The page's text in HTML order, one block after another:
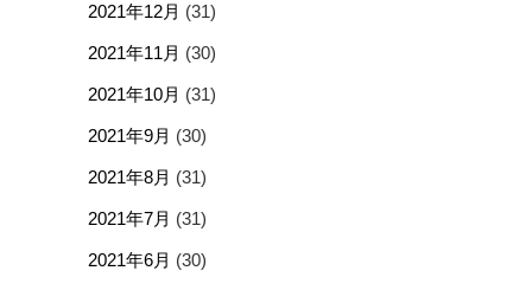
2021年12月 (31)
2021年11月 (30)
2021年10月 (31)
2021年9月 (30)
2021年8月 (31)
2021年7月 (31)
2021年6月 (30)